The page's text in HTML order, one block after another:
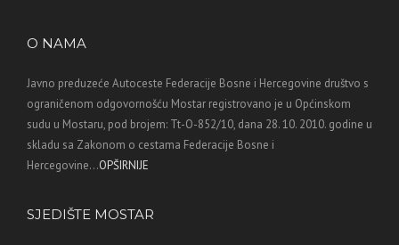
O NAMA
Javno preduzeće Autoceste Federacije Bosne i Hercegovine društvo s
ograničenom odgovornošću Mostar registrovano je u Općinskom
sudu u Mostaru, pod brojem: Tt-O-852/10, dana 28. 10. 2010. godine u
skladu sa Zakonom o cestama Federacije Bosne i
Hercegovine...OPŠIRNIJE
SJEDIŠTE MOSTAR